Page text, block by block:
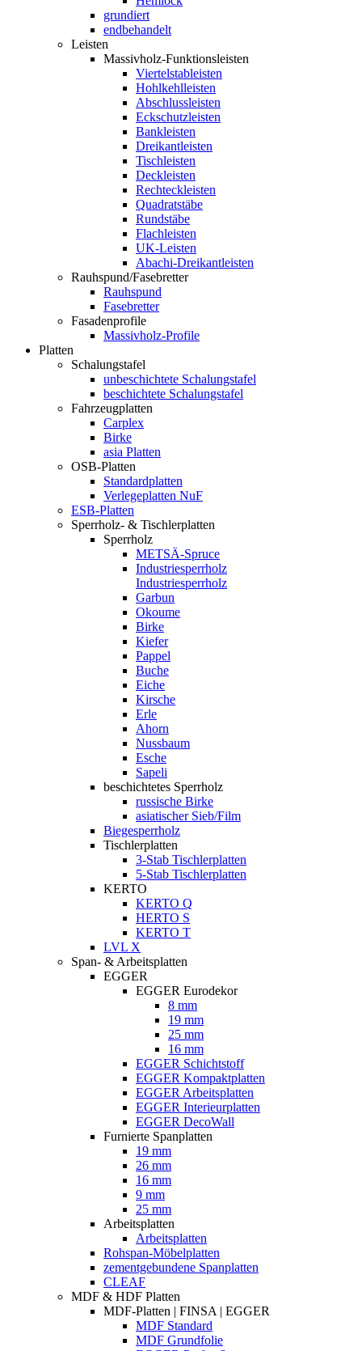
grundiert
endbehandelt
Leisten
Massivholz-Funktionsleisten
Viertelstableisten
Hohlkehlleisten
Abschlussleisten
Eckschutzleisten
Bankleisten
Dreikantleisten
Tischleisten
Deckleisten
Rechteckleisten
Quadratstäbe
Rundstäbe
Flachleisten
UK-Leisten
Abachi-Dreikantleisten
Rauhspund/Fasebretter
Rauhspund
Fasebretter
Fasadenprofile
Massivholz-Profile
Platten
Schalungstafel
unbeschichtete Schalungstafel
beschichtete Schalungstafel
Fahrzeugplatten
Carplex
Birke
asia Platten
OSB-Platten
Standardplatten
Verlegeplatten NuF
ESB-Platten
Sperrholz- & Tischlerplatten
Sperrholz
METSÄ-Spruce
Industriesperrholz
Industriesperrholz
Garbun
Okoume
Birke
Kiefer
Pappel
Buche
Eiche
Kirsche
Erle
Ahorn
Nussbaum
Esche
Sapeli
beschichtetes Sperrholz
russische Birke
asiatischer Sieb/Film
Biegesperrholz
Tischlerplatten
3-Stab Tischlerplatten
5-Stab Tischlerplatten
KERTO
KERTO Q
HERTO S
KERTO T
LVL X
Span- & Arbeitsplatten
EGGER
EGGER Eurodekor
8 mm
19 mm
25 mm
16 mm
EGGER Schichtstoff
EGGER Kompaktplatten
EGGER Arbeitsplatten
EGGER Interieurplatten
EGGER DecoWall
Furnierte Spanplatten
19 mm
26 mm
16 mm
9 mm
25 mm
Arbeitsplatten
Arbeitsplatten
Rohspan-Möbelplatten
zementgebundene Spanplatten
CLEAF
MDF & HDF Platten
MDF-Platten | FINSA | EGGER
MDF Standard
MDF Grundfolie